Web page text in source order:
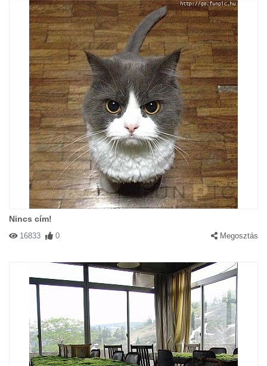
Nincs cím!
16833 0 Megosztás